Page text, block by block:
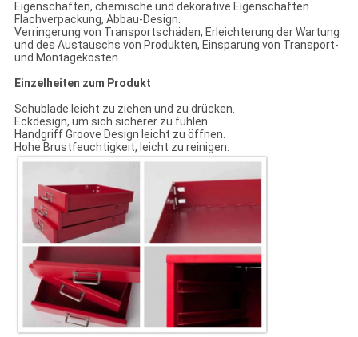
Eigenschaften, chemische und dekorative Eigenschaften
Flachverpackung, Abbau-Design.
Verringerung von Transportschäden, Erleichterung der Wartung
und des Austauschs von Produkten, Einsparung von Transport-
und Montagekosten.
Einzelheiten zum Produkt
Schublade leicht zu ziehen und zu drücken.
Eckdesign, um sich sicherer zu fühlen.
Handgriff Groove Design leicht zu öffnen.
Hohe Brustfeuchtigkeit, leicht zu reinigen.